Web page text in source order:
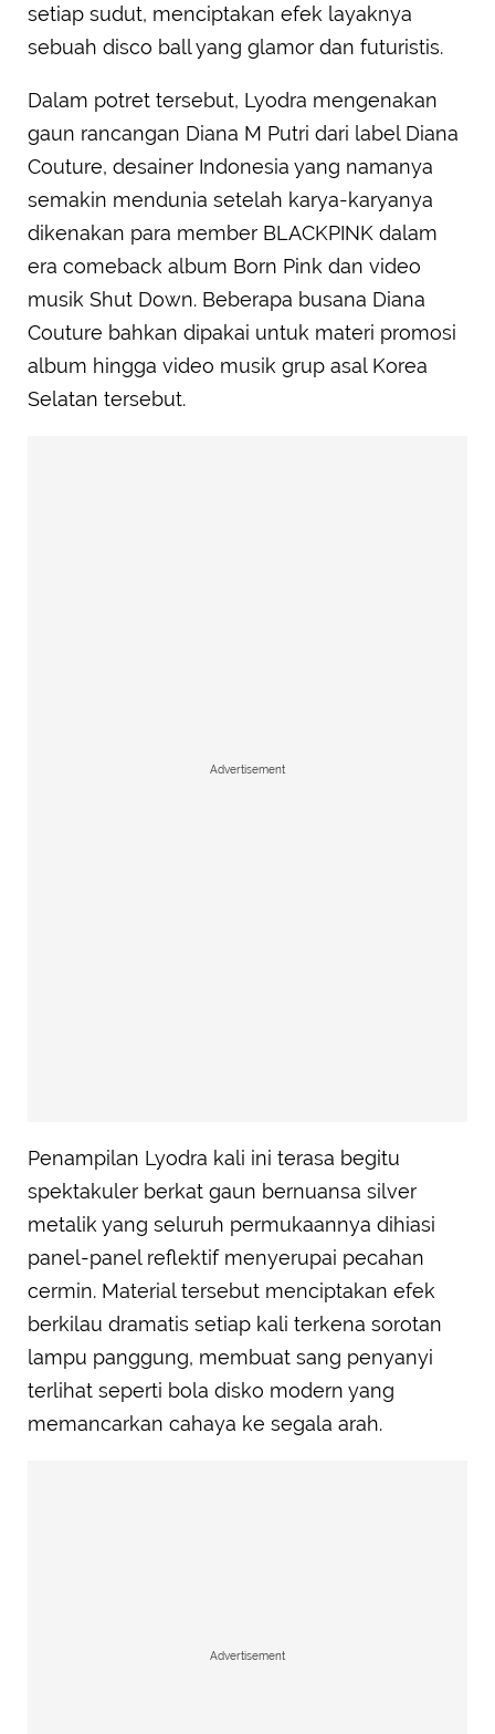
setiap sudut, menciptakan efek layaknya
sebuah disco ball yang glamor dan futuristis.
Dalam potret tersebut, Lyodra mengenakan
gaun rancangan Diana M Putri dari label Diana
Couture, desainer Indonesia yang namanya
semakin mendunia setelah karya-karyanya
dikenakan para member BLACKPINK dalam
era comeback album Born Pink dan video
musik Shut Down. Beberapa busana Diana
Couture bahkan dipakai untuk materi promosi
album hingga video musik grup asal Korea
Selatan tersebut.
Advertisement
Penampilan Lyodra kali ini terasa begitu
spektakuler berkat gaun bernuansa silver
metalik yang seluruh permukaannya dihiasi
panel-panel reflektif menyerupai pecahan
cermin. Material tersebut menciptakan efek
berkilau dramatis setiap kali terkena sorotan
lampu panggung, membuat sang penyanyi
terlihat seperti bola disko modern yang
memancarkan cahaya ke segala arah.
Advertisement